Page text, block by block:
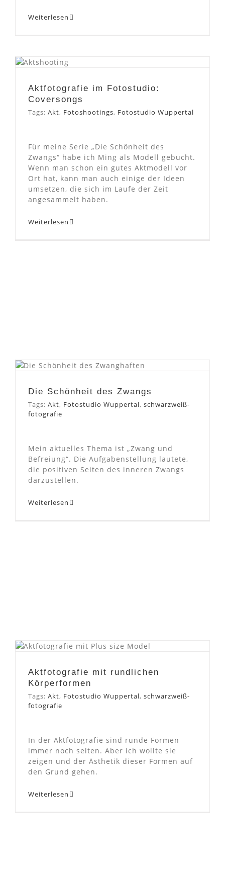
Weiterlesen
Aktfotografie im Fotostudio:
Coversongs
Tags: Akt, Fotoshootings, Fotostudio Wuppertal
Für meine Serie „Die Schönheit des
Zwangs“ habe ich Ming als Modell gebucht.
Wenn man schon ein gutes Aktmodell vor
Ort hat, kann man auch einige der Ideen
umsetzen, die sich im Laufe der Zeit
angesammelt haben.
Weiterlesen
Die Schönheit des Zwangs
Die Schönheit des Zwangs
Tags: Akt, Fotostudio Wuppertal, schwarzweiß-
fotografie
Mein aktuelles Thema ist „Zwang und
Befreiung“. Die Aufgabenstellung lautete,
die positiven Seiten des inneren Zwangs
darzustellen.
Weiterlesen
Aktfotografie mit rundlichen
Körperformen
Tags: Akt, Fotostudio Wuppertal, schwarzweiß-
fotografie
In der Aktfotografie sind runde Formen
immer noch selten. Aber ich wollte sie
zeigen und der Ästhetik dieser Formen auf
den Grund gehen.
Weiterlesen